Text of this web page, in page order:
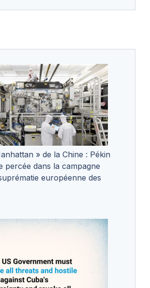
» de la Chine : Pékin
percée dans la campagne
européenne des